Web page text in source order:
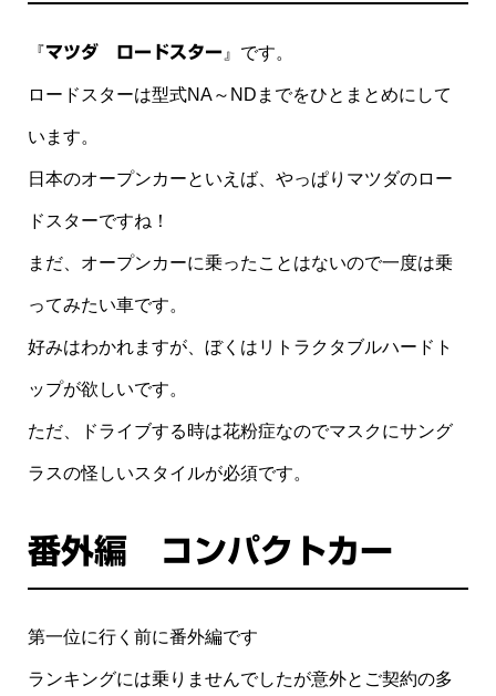
『マツダ ロードスター 』です。
ロードスターは型式NA～NDまでをひとまとめにして
います。
日本のオープンカーといえば、やっぱりマツダのロー
ドスターですね！
まだ、オープンカーに乗ったことはないので一度は乗
ってみたい車です。
好みはわかれますが、ぼくはリトラクタブルハードト
ップが欲しいです。
ただ、ドライブする時は花粉症なのでマスクにサング
ラスの怪しいスタイルが必須です。
番外編 コンパクトカー
第一位に行く前に番外編です
ランキングには乗りませんでしたが意外とご契約の多